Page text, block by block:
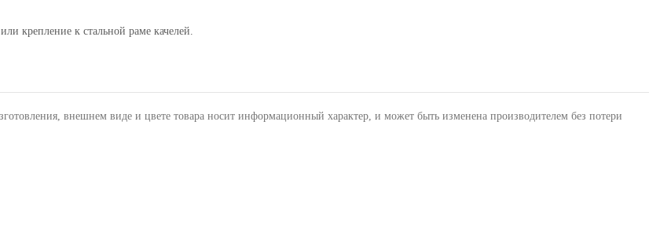
крепление к стальной раме качелей.
внешнем виде и цвете товара носит информационный характер, и может быть изменена производителем без потери